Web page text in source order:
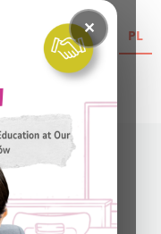
✕EN PL